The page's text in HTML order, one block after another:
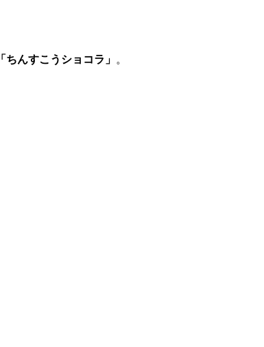
「ちんすこうショコラ」 。